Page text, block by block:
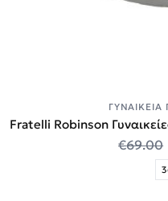
Fratelli Robinson
€69.00